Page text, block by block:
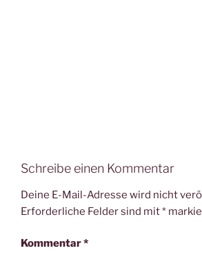
Schreibe einen Kommentar
Deine E-Mail-Adresse wird nicht
Erforderliche Felder sind mit*
Kommentar*